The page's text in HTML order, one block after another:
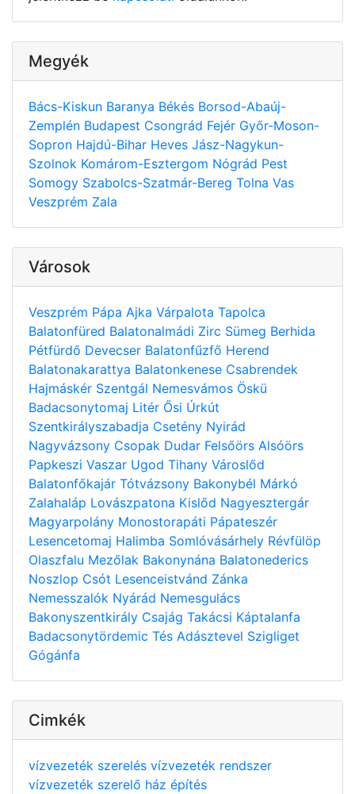
Megyék
Bács-Kiskun Baranya Békés Borsod-Abaúj-
Zemplén Budapest Csongrád Fejér Győr-Moson-
Sopron Hajdú-Bihar Heves Jász-Nagykun-
Szolnok Komárom-Esztergom Nógrád Pest
Somogy Szabolcs-Szatmár-Bereg Tolna Vas
Veszprém Zala
Városok
Veszprém Pápa Ajka Várpalota Tapolca
Balatonfüred Balatonalmádi Zirc Sümeg Berhida
Pétfürdő Devecser Balatonfűzfő Herend
Balatonakarattya Balatonkenese Csabrendek
Hajmáskér Szentgál Nemesvámos Öskü
Badacsonytomaj Litér Ősi Úrkút
Szentkirályszabadja Csetény Nyirád
Nagyvázsony Csopak Dudar Felsőörs Alsóörs
Papkeszi Vaszar Ugod Tihany Városlőd
Balatonfőkajár Tótvázsony Bakonybél Márkó
Zalahaláp Lovászpatona Kislőd Nagyesztergár
Magyarpolány Monostorapáti Pápateszér
Lesencetomaj Halimba Somlóvásárhely Révfülöp
Olaszfalu Mezőlak Bakonynána Balatonederics
Noszlop Csót Lesenceistvánd Zánka
Nemesszalók Nyárád Nemesgulács
Bakonyszentkirály Csajág Takácsi Káptalanfa
Badacsonytördemic Tés Adásztevel Szigliget
Gógánfa
Cimkék
vízvezeték szerelés vízvezeték rendszer
vízvezeték szerelő ház építés